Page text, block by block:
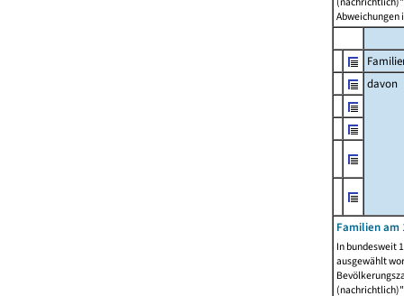
Abweichungen
davon
Familien am
In bundesweit
ausgewählt